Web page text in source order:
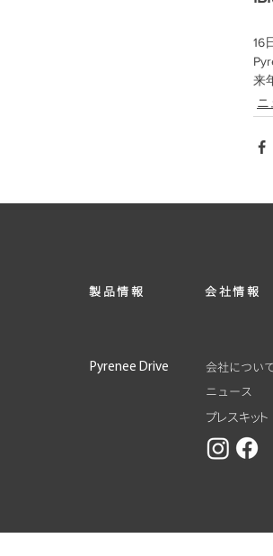
16
来
​製品情報 ​会社情報
Pyrenee Drive
会社につい
ニュース
プレスキット